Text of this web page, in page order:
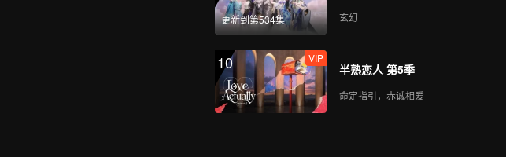
更新到第534集 玄幻
10 VIP
半熟恋人 第5季
命定指引，赤诚相爱